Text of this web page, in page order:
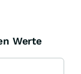
Werte